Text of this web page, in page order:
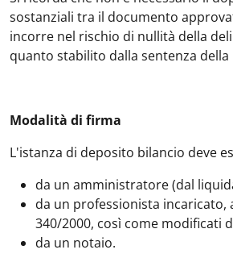
sostanziali tra il documento
incorre nel rischio di nullità della
quanto stabilito dalla sentenza della
Modalità di firma
L'istanza di deposito bilancio deve
da un amministratore (dal
da un professionista incaricato,
340/2000, così come modificati
da un notaio.